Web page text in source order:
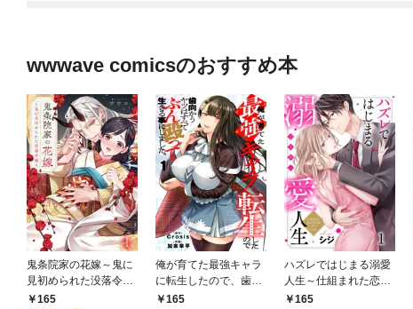
wwwave comicsのおすすめ本
鬼条院家の花嫁～鬼に
見初められた没落令嬢
～１165
俺が育てた最強キャラ
に転生したので、歯向
かうヤツはすべてぶん
165
ハズレではじまる溺愛
人生～仕組まれた恋の
相手はハイスぺ社長１
165